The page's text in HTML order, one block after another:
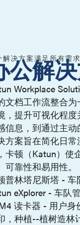
解决方案满足所有需求
公解
Workplace
文档工作流整合
，提升可视化程
信息，到通过主
方案旨在简化日
卡顿（Katun）使
可靠性和易用性。
普林塔尼斯塔 - 车
eXplorer - 车队
读卡器 - 用户身
，种植--植树造林